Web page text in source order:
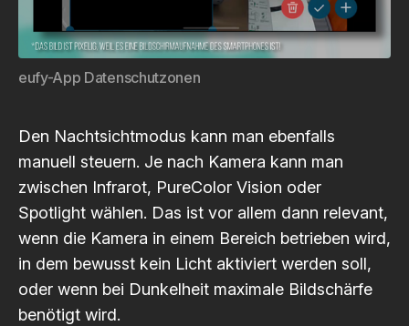
eufy-App Datenschutzonen
Den Nachtsichtmodus kann man ebenfalls
manuell steuern. Je nach Kamera kann man
zwischen Infrarot, PureColor Vision oder
Spotlight wählen. Das ist vor allem dann relevant,
wenn die Kamera in einem Bereich betrieben wird,
in dem bewusst kein Licht aktiviert werden soll,
oder wenn bei Dunkelheit maximale Bildschärfe
benötigt wird.